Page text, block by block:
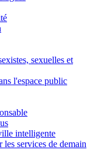
sexuelles et
l'espace public
intelligente
services de demain